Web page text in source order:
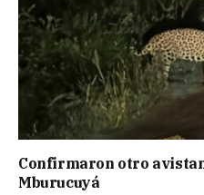
Confirmaron otro
Mburucuyá